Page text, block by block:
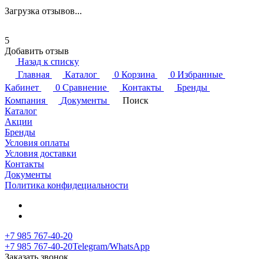
Загрузка отзывов...
5
Добавить отзыв
Назад к списку
Главная
Каталог 0 Корзина 0 Избранные
Кабинет
0 Сравнение Контакты
Бренды
Компания
Документы
Поиск
Каталог
Акции
Бренды
Условия оплаты
Условия доставки
Контакты
Документы
Политика конфидециальности
+7 985 767-40-20
+7 985 767-40-20Telegram/WhatsApp
Заказать звонок